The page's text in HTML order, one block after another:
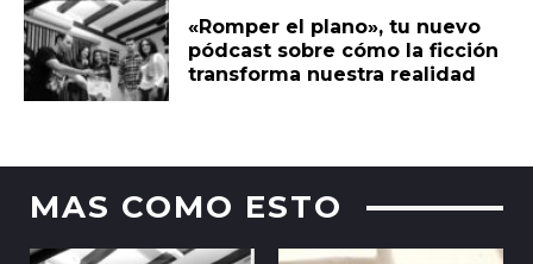
«Romper el plano», tu nuevo
pódcast sobre cómo la ficción
transforma nuestra realidad
MAS COMO ESTO